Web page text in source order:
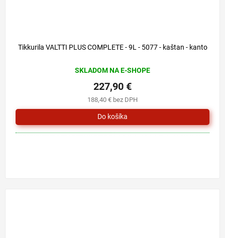
Tikkurila VALTTI PLUS COMPLETE - 9L - 5077 - kaštan - kanto
SKLADOM NA E-SHOPE
188,40 € bez DPH
227,90 €